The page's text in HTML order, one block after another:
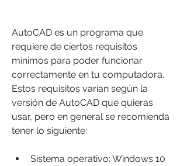
AutoCAD es un programa que
requiere de ciertos requisitos
mínimos para poder funcionar
correctamente en tu computadora.
Estos requisitos varían según la
versión de AutoCAD que quieras
usar, pero en general se recomienda
tener lo siguiente:
Sistema operativo: Windows 10